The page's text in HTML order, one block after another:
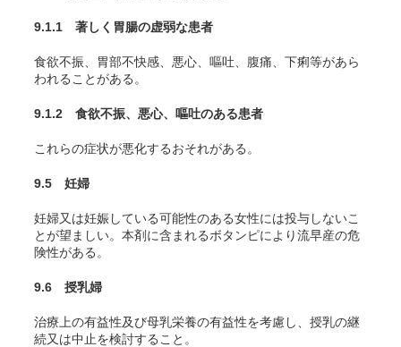
9.1.1 著しく胃腸の虚弱な患者
食欲不振、胃部不快感、悪心、嘔吐、腹痛、下痢等があら
われることがある。
9.1.2 食欲不振、悪心、嘔吐のある患者
これらの症状が悪化するおそれがある。
9.5 妊婦
妊婦又は妊娠している可能性のある女性には投与しないこ
とが望ましい。本剤に含まれるボタンピにより流早産の危
険性がある。
9.6 授乳婦
治療上の有益性及び母乳栄養の有益性を考慮し、授乳の継
続又は中止を検討すること。